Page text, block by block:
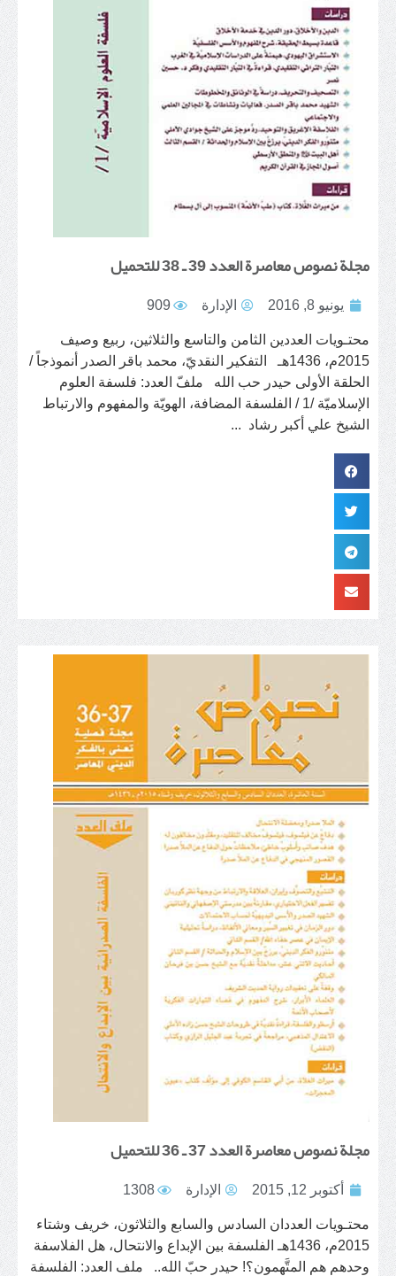
مجلة نصوص معاصرة العدد 39 ـ 38 للتحميل
يونيو 8, 2016 الإدارة 909
محتـويات العددين الثامن والتاسع والثلاثين، ربيع وصيف
2015م، 1436هـ التفكير النقديّ، محمد باقر الصدر أنموذجاً /
الحلقة الأولى حيدر حب الله ملفّ العدد: فلسفة العلوم
الإسلاميّة /1 / الفلسفة المضافة، الهويّة والمفهوم والارتباط
الشيخ علي أكبر رشاد ...
مجلة نصوص معاصرة العدد 37 ـ 36 للتحميل
أكتوبر 12, 2015 الإدارة 1308
محتـويات العددان السادس والسابع والثلاثون، خريف وشتاء
2015م، 1436هـ الفلسفة بين الإبداع والانتحال، هل الفلاسفة
وحدهم هم المتَّهمون؟! حيدر حبّ الله.. ملف العدد: الفلسفة